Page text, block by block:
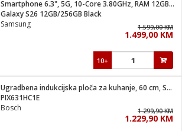
Smartphone 6.3", 5G, 10-Core 3.80GHz, RAM 12GB, 50Mpixel
Galaxy S26 12GB/256GB Black
Samsung
1.599,00 KM
1.499,00 KM
10+
Ugradbena indukcijska ploča za kuhanje, 60 cm, Serie 6
PIX631HC1E
Bosch
1.299,90 KM
1.229,90 KM